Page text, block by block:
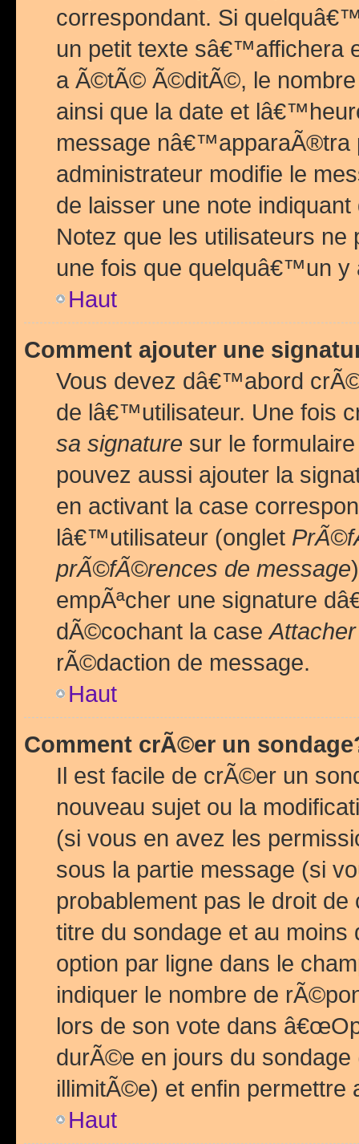
correspondant. Si
un petit texte sâ€™affichera
a Ã©tÃ© Ã©ditÃ©, le
ainsi que la date et
message nâ€™apparaÃ®tra
administrateur modifie le
de laisser une note
Notez que les utilisateurs
une fois que quelquâ€™un y
Haut
Comment ajouter une
Vous devez dâ€™abord
de lâ€™utilisateur. Une fois
sa signature sur le
pouvez aussi ajouter la
en activant la case
lâ€™utilisateur (onglet
prÃ©fÃ©rences de message
empÃªcher une signature
dÃ©cochant la case
rÃ©daction de message.
Haut
Comment crÃ©er un
Il est facile de crÃ©er un
nouveau sujet ou la
(si vous en avez les
sous la partie message (si
probablement pas le droit
titre du sondage et au
option par ligne dans le
indiquer le nombre de
lors de son vote dans
durÃ©e en jours du
illimitÃ©e) et enfin permettre
Haut